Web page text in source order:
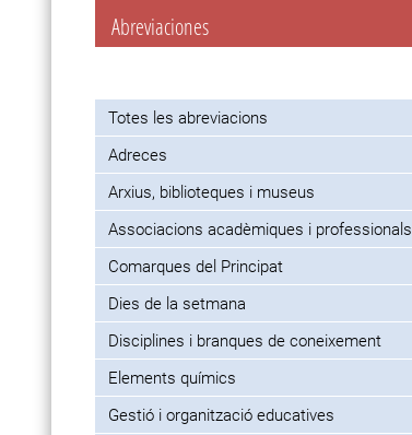
Abreviaciones
Totes les abreviacions
Adreces
Arxius, biblioteques i museus
Associacions acadèmiques i professionals
Comarques del Principat
Dies de la setmana
Disciplines i branques de coneixement
Elements químics
Gestió i organització educatives